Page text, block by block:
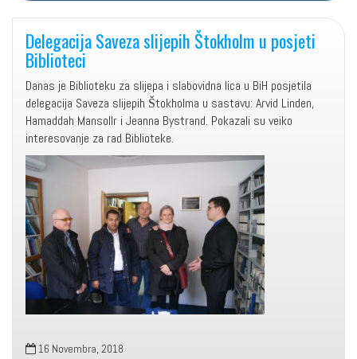
Delegacija Saveza slijepih Štokholm u posjeti
Biblioteci
Danas je Biblioteku za slijepa i slabovidna lica u BiH posjetila
delegacija Saveza slijepih Štokholma u sastavu: Arvid Linden,
Hamaddah Mansollr i Jeanna Bystrand. Pokazali su veiko
interesovanje za rad Biblioteke.
16 Novembra, 2018